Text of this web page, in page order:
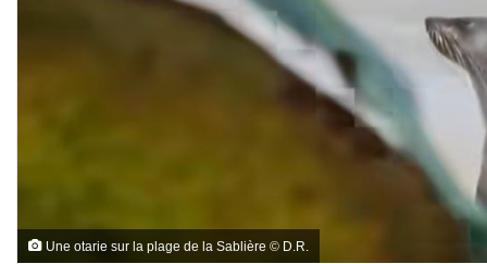
Une otarie sur la plage de la Sablière © D.R.